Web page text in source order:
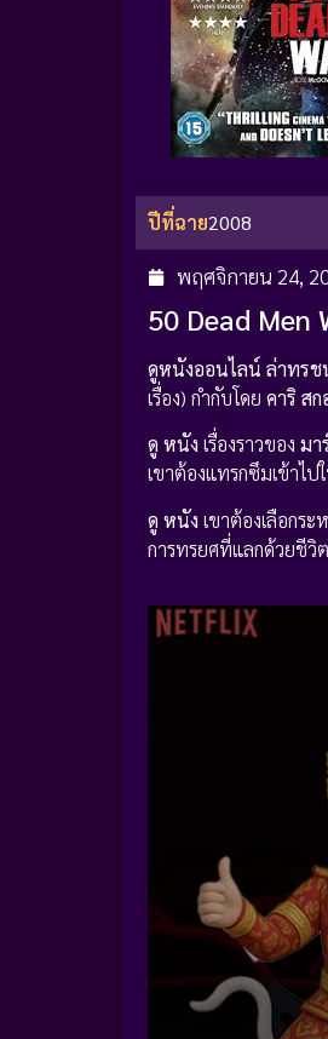
ปีที่ฉาย2008
พฤศจิกายน 24,
50 Dead
ดูหนังออนไลน์ ล่าทร
เรื่อง) กำกับโดย คาริ ส
ดู หนัง เรื่องราวของ มา
เขาต้องแทรกซึมเข้าไป
ดู หนัง เขาต้องเลือกร
การทรยศที่แลกด้วยชีวิ